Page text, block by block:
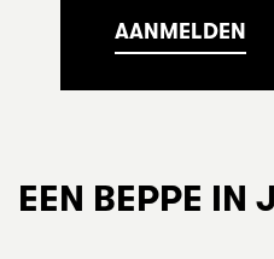
AANMELDEN
EEN BEPPE IN